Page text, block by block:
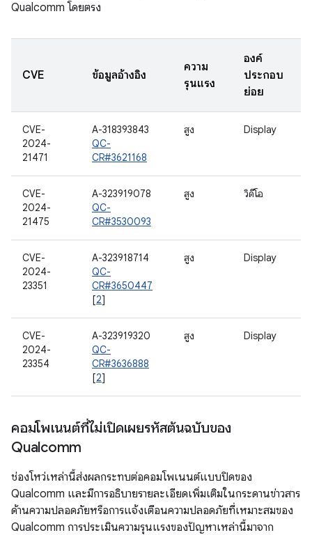
Qualcomm โดยตรง
CVE ข้อมูลอ้างอิง
ความ
รุนแรง
องค์
ประกอบ
ย่อย
CVE-
2024-
21471
A-318393843
QC-
CR#3621168
สูง Display
CVE-
2024-
21475
A-323919078
QC-
CR#3530093
สูง วิดีโอ
CVE-
2024-
23351
A-323918714
QC-
CR#3650447
[2]
สูง Display
CVE-
2024-
23354
A-323919320
QC-
CR#3636888
[2]
สูง Display
คอมโพเนนต์ที่ไม่เปิดเผยรหัสต้นฉบับของ
Qualcomm
ช่องโหว่เหล่านี้ส่งผลกระทบต่อคอมโพเนนต์แบบปิดของ
Qualcomm และมีการอธิบายรายละเอียดเพิ่มเติมในกระดานข่าวสาร
ด้านความปลอดภัยหรือการแจ้งเตือนความปลอดภัยที่เหมาะสมของ
Qualcomm การประเมินความรุนแรงของปัญหาเหล่านี้มาจาก